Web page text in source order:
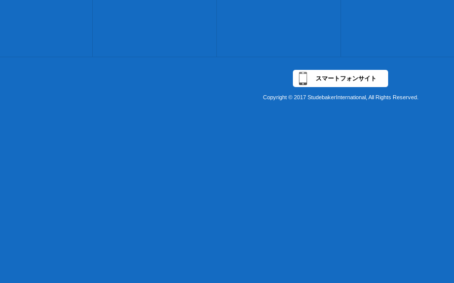
スマートフォンサイト
Copyright © 2017 StudebakerInternational, All Rights Reserved.